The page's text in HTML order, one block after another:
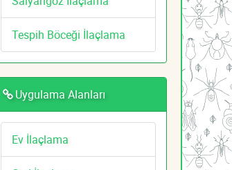
Tespih Böceği İlaçlama
Uygulama Alanları
Ev İlaçlama